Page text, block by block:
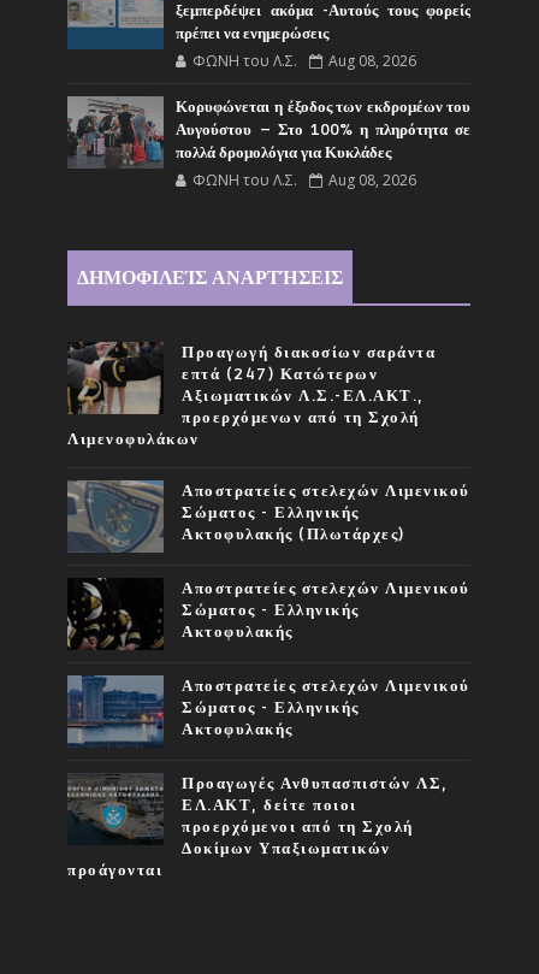
ξεμπερδέψει ακόμα -Αυτούς τους φορείς
πρέπει να ενημερώσεις
ΦΩΝΗ του Λ.Σ. Aug 08, 2026
Κορυφώνεται η έξοδος των εκδρομέων του
Αυγούστου – Στο 100% η πληρότητα σε
πολλά δρομολόγια για Κυκλάδες
ΦΩΝΗ του Λ.Σ. Aug 08, 2026
ΔΗΜΟΦΙΛΕΊΣ ΑΝΑΡΤΉΣΕΙΣ
Προαγωγή διακοσίων σαράντα
επτά (247) Κατώτερων
Αξιωματικών Λ.Σ.-ΕΛ.ΑΚΤ.,
προερχόμενων από τη Σχολή
Λιμενοφυλάκων
Αποστρατείες στελεχών Λιμενικού
Σώματος - Ελληνικής
Ακτοφυλακής (Πλωτάρχες)
Αποστρατείες στελεχών Λιμενικού
Σώματος - Ελληνικής
Ακτοφυλακής
Αποστρατείες στελεχών Λιμενικού
Σώματος - Ελληνικής
Ακτοφυλακής
Προαγωγές Ανθυπασπιστών ΛΣ,
ΕΛ.ΑΚΤ, δείτε ποιοι
προερχόμενοι από τη Σχολή
Δοκίμων Υπαξιωματικών
προάγονται